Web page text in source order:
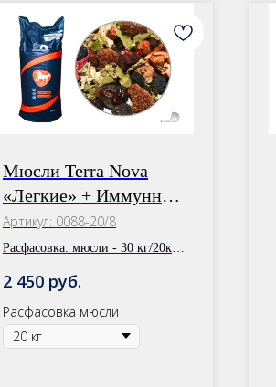
Мюсли Terra Nova
«Легкие» + Иммунный
сбор
Артикул: 0088-20/8
Расфасовка: мюсли - 30 кг/20кг,
2 450 руб.
Расфасовка мюсли